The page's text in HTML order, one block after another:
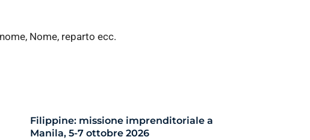
Nome, reparto ecc.
Filippine: missione imprenditoriale a
Manila, 5-7 ottobre 2026